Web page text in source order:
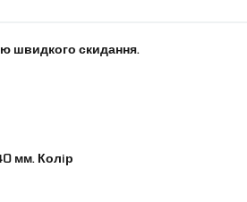
швидкого скидання.
мм. Колiр